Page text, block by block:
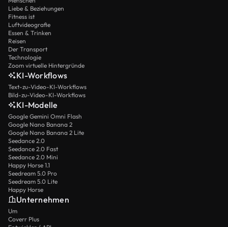
Liebe & Beziehungen
Fitness ist
Luftvideografie
Essen & Trinken
Reisen
Der Transport
Technologie
Zoom virtuelle Hintergründe
KI-Workflows
Text-zu-Video-KI-Workflows
Bild-zu-Video-KI-Workflows
KI-Modelle
Google Gemini Omni Flash
Google Nano Banana 2
Google Nano Banana 2 Lite
Seedance 2.0
Seedance 2.0 Fast
Seedance 2.0 Mini
Happy Horse 1.1
Seedream 5.0 Pro
Seedream 5.0 Lite
Happy Horse
Unternehmen
Um
Coverr Plus